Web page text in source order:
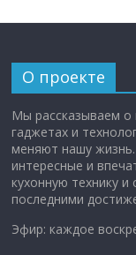
О проекте
Мы рассказываем о
гаджетах и
меняют нашу
интересные и
кухонную технику
последними
Эфир: каждое